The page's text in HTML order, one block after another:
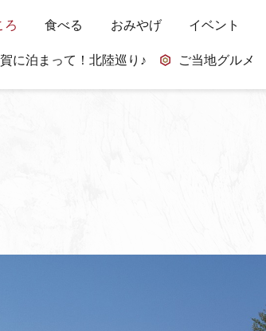
ろ 食べる おみやげ イベント
に泊まって！北陸巡り♪ ご当地グルメ